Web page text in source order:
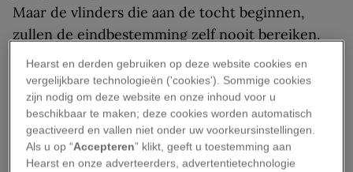
Maar de vlinders die aan de tocht beginnen,
zullen de eindbestemming zelf nooit bereiken.
We verzamelden 6 bijzondere feiten over deze
vlinder en brachten de migratie in beeld.
1. De vleugels van
monarchvlinders zijn giftig
Hearst en derden gebruiken op deze website cookies en
vergelijkbare technologieën ('cookies'). Sommige cookies
zijn nodig om deze website en onze inhoud voor u
beschikbaar te maken; deze cookies worden automatisch
geactiveerd en vallen niet onder uw voorkeursinstellingen.
Als u op “Accepteren” klikt, geeft u toestemming aan
Hearst en onze adverteerders, advertentietechnologie